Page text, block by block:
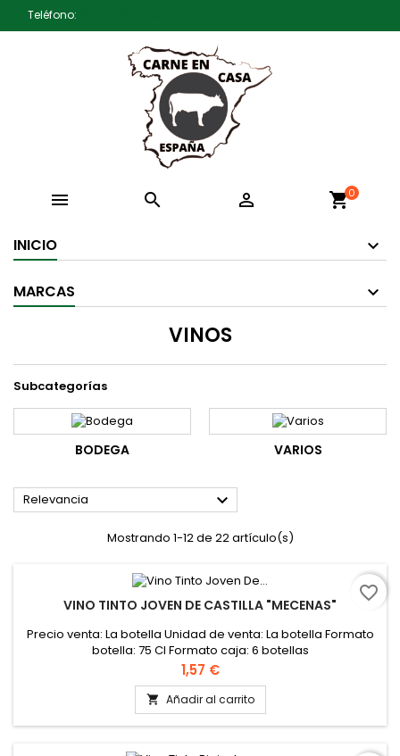
Teléfono:
   shopping_cart0
INICIO
MARCAS
VINOS
Subcategorías
BODEGA VARIOS
Relevancia 
Mostrando 1-12 de 22 artículo(s)
VINO TINTO JOVEN DE CASTILLA "MECENAS"
Precio venta: La botella Unidad de venta: La botella Formato
botella: 75 Cl Formato caja: 6 botellas
Precio
1,57 €
 Añadir al carrito
favorite_border